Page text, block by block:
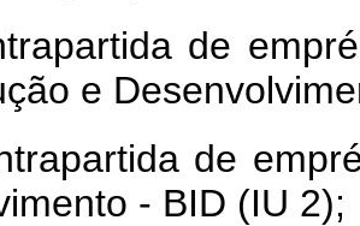
de
e
de
- BID (IU 2);